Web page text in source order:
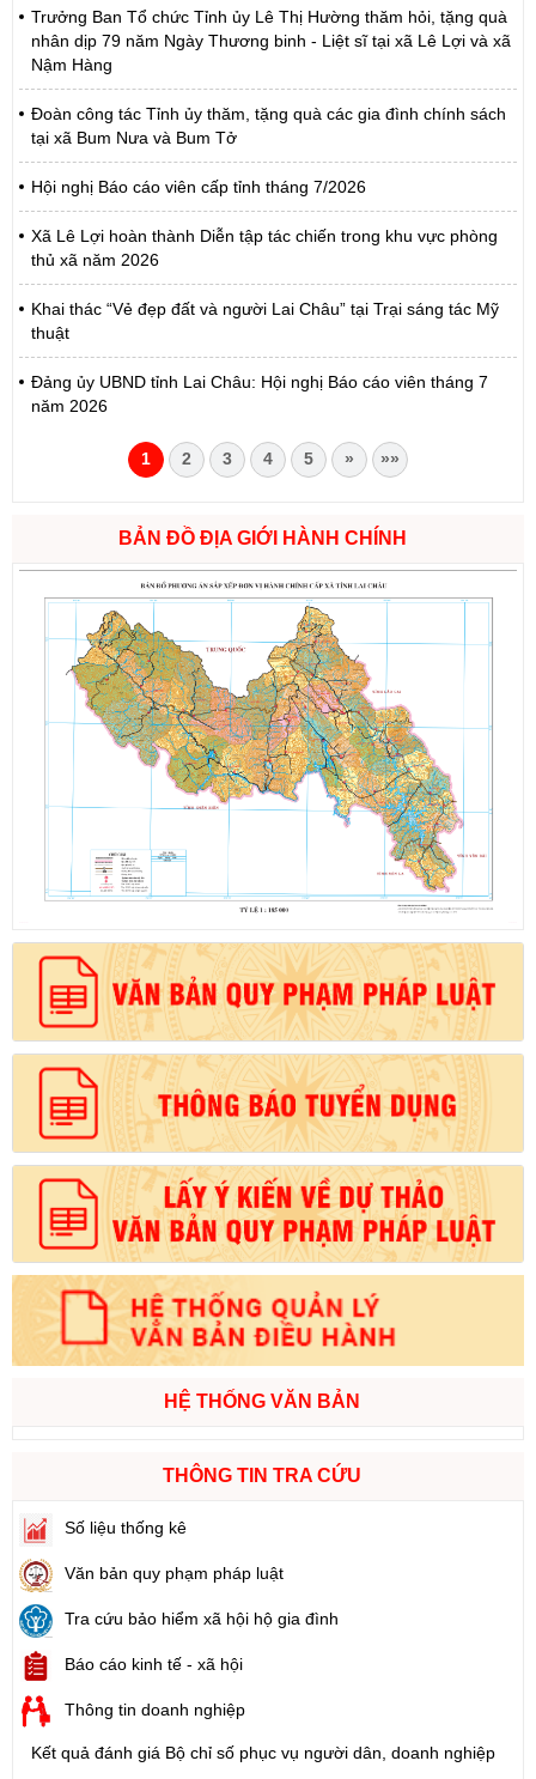
Trưởng Ban Tổ chức Tỉnh ủy Lê Thị Hường thăm hỏi, tặng quà
nhân dịp 79 năm Ngày Thương binh - Liệt sĩ tại xã Lê Lợi và xã
Nậm Hàng
Đoàn công tác Tỉnh ủy thăm, tặng quà các gia đình chính sách
tại xã Bum Nưa và Bum Tở
Hội nghị Báo cáo viên cấp tỉnh tháng 7/2026
Xã Lê Lợi hoàn thành Diễn tập tác chiến trong khu vực phòng
thủ xã năm 2026
Khai thác “Vẻ đẹp đất và người Lai Châu” tại Trại sáng tác Mỹ
thuật
Đảng ủy UBND tỉnh Lai Châu: Hội nghị Báo cáo viên tháng 7
năm 2026
1 2 3 4 5 » »»
BẢN ĐỒ ĐỊA GIỚI HÀNH CHÍNH
HỆ THỐNG VĂN BẢN
THÔNG TIN TRA CỨU
Số liệu thống kê
Văn bản quy phạm pháp luật
Tra cứu bảo hiểm xã hội hộ gia đình
Báo cáo kinh tế - xã hội
Thông tin doanh nghiệp
Kết quả đánh giá Bộ chỉ số phục vụ người dân, doanh nghiệp